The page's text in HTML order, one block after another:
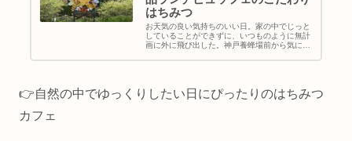
はちみつ
お天気の良い気持ちのいい日。家の中でじっと
していることができずに、いつものように無計
画に外に飛び出した。神戸養蜂場前から気にな
ってきました♪美味しいはちみつはもちろん、
👉自然の中でゆっくりしたい日にぴったりのはちみつ
カフェ